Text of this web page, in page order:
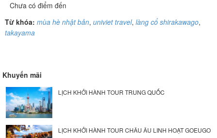
Chưa có điểm đến
Từ khóa: mùa hè nhật bản, univiet travel, làng cổ shirakawago,
takayama
Khuyến mãi
LỊCH KHỞI HÀNH TOUR TRUNG QUỐC
LỊCH KHỞI HÀNH TOUR CHÂU ÂU LINH HOẠT GOEUGO